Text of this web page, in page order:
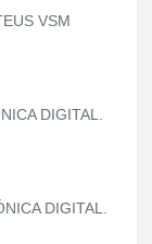
VSM
DIGITAL.
DIGITAL.